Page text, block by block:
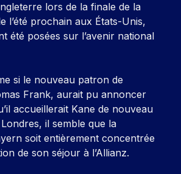
lors de la finale de la
l’été prochain aux États-Unis,
été posées sur l’avenir national
si le nouveau patron de
Frank, aurait pu annoncer
accueillerait Kane de nouveau
il semble que la
soit entièrement concentrée
de son séjour à l’Allianz.